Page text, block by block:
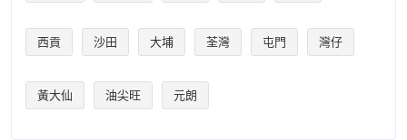
西貢 沙田 大埔 荃灣 屯門 灣仔
黃大仙 油尖旺 元朗